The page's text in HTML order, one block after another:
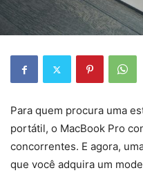
Para quem procura uma
portátil, o MacBook Pro
concorrentes. E agora,
que você adquira um